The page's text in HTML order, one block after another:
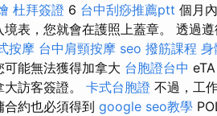
杜拜簽證 6 台中刮痧推薦ptt 個月
境表，您就會在護照上蓋章。 透過
按摩 台中肩頸按摩 seo 撥筋課程 身
能無法獲得加拿大 台胞證台中 eTA
訪客簽證。 卡式台胞證 不過，工
合約也必須得到 google seo教學